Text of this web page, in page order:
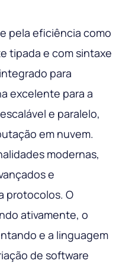
pela eficiência como
tipada e com sintaxe
para
excelente para a
e paralelo,
em nuvem.
modernas,
e
protocolos. O
ativamente, o
e a linguagem
de software